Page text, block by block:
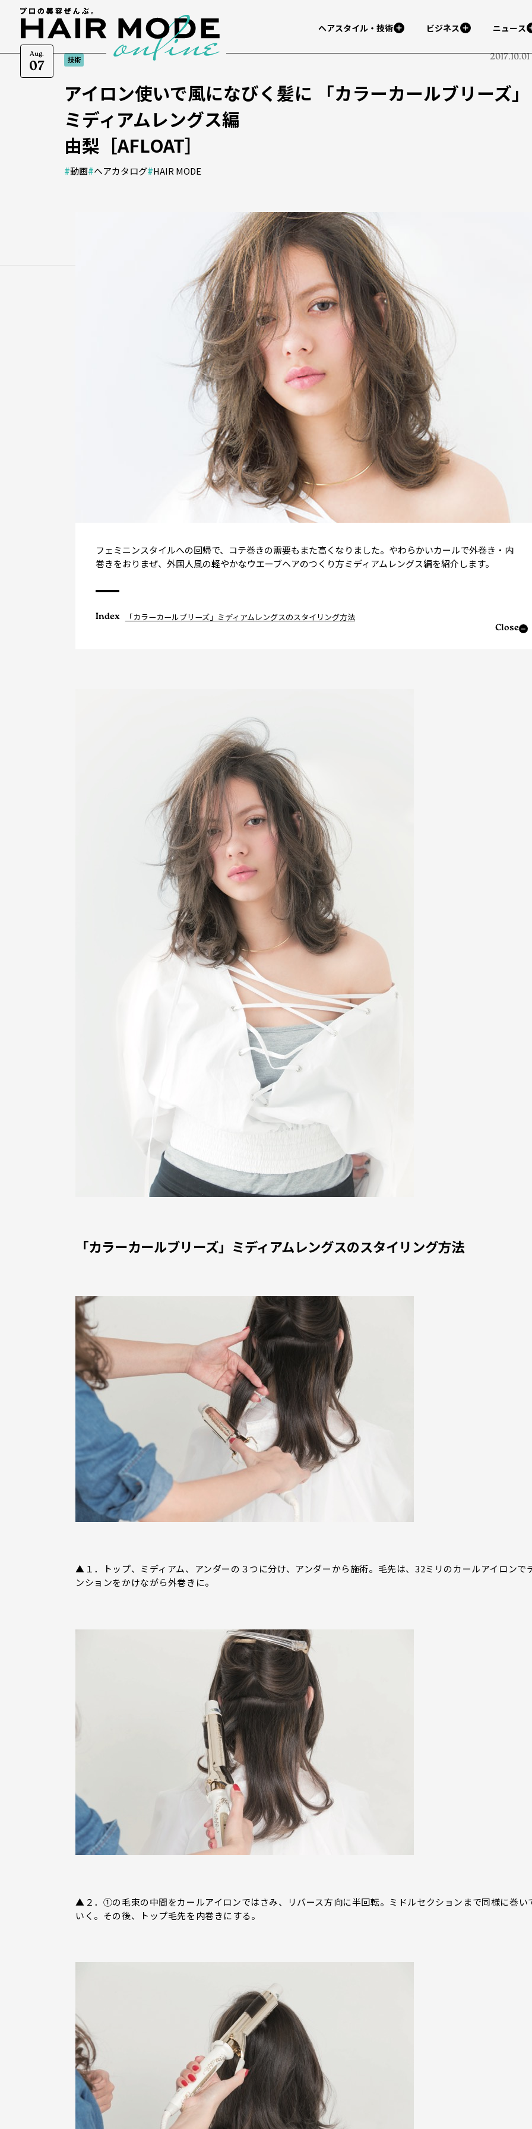
Aug.
07
ヘアスタイル・技術 ビジネス ニュース
技術 2017.10.01
アイロン使いで風になびく髪に 「カラーカールブリーズ」
ミディアムレングス編
由梨［AFLOAT］
#動画#ヘアカタログ#HAIR MODE
フェミニンスタイルへの回帰で、コテ巻きの需要もまた高くなりました。やわらかいカールで外巻き・内
巻きをおりまぜ、外国人風の軽やかなウエーブヘアのつくり方ミディアムレングス編を紹介します。
Index
Close
「カラーカールブリーズ」ミディアムレングスのスタイリング方法
「カラーカールブリーズ」ミディアムレングスのスタイリング方法
▲１．トップ、ミディアム、アンダーの３つに分け、アンダーから施術。毛先は、32ミリのカールアイロンで
ンションをかけながら外巻きに。
▲２．①の毛束の中間をカールアイロンではさみ、リバース方向に半回転。ミドルセクションまで同様に巻い
いく。その後、トップ毛先を内巻きにする。